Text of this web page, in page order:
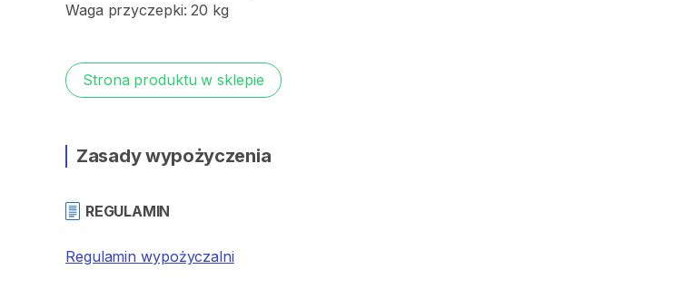
Waga przyczepki: 20 kg
Strona produktu w sklepie
Zasady wypożyczenia
REGULAMIN
Regulamin wypożyczalni